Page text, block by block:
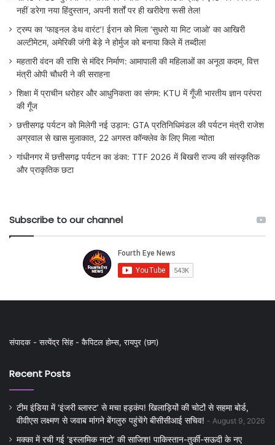
नहीं डरेगा नया हिंदुस्तान, अपनी शर्तों पर ही खरीदेगा रूसी तेल!
ट्रम्प का ‘फाइनल डेथ वारंट’! ईरान को मिला ‘सुधरो या मिट जाओ’ का आखिरी
अल्टीमेटम, अमेरिकी जंगी बेड़े ने होर्मुज को बनाया किले में तब्दील!
महतारी वंदन की राशि से मंदिर निर्माण: आमापाली की महिलाओं का अनूठा कदम, वित्त
मंत्री ओपी चौधरी ने की सराहना
शिक्षा में प्राचीन धरोहर और आधुनिकता का संगम: KTU में गूँजी भारतीय ज्ञान परंपरा
की गूँज
छत्तीसगढ़ पर्यटन को मिलेगी नई उड़ान: GTA प्रतिनिधिमंडल की पर्यटन मंत्री राजेश
अग्रवाल से खास मुलाकात, 22 अगस्त कॉन्क्लेव के लिए मिला न्योता
गांधीनगर में छत्तीसगढ़ पर्यटन का डंका: TTF 2026 में बिखरी राज्य की सांस्कृतिक
और प्राकृतिक छटा
Subscribe to our channel
संपादक - सत्येंद्र सिंह - कैपिटल होम्स, रायपुर (छग)
Recent Posts
टीम इंडिया में ‘इंजरी ब्लास्ट’ से मचा हड़कंप! खिलाड़ियों की चोटों से सहमा बोर्ड,
वीवीएस लक्ष्मण से जवाब मांगने बेंगलुरु पहुंचेंगे बीसीसीआई सचिव!
August 9, 2026
मक्का में रची गई ‘इस्लामिक नाटो’ की साजिश! पाकिस्तान-तुर्की-सऊदी के नए